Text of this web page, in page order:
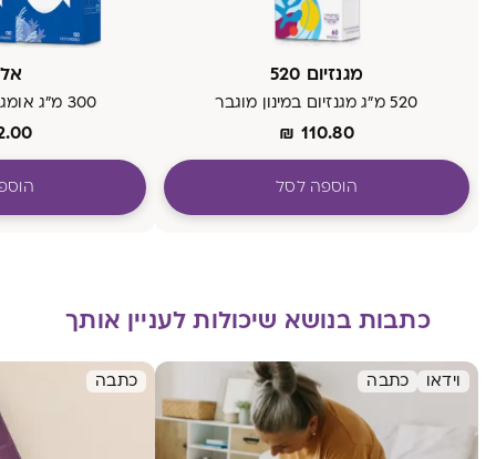
מגנזיום 520
520 מ"ג מגנזיום במינון מוגבר
₪ 110.80
הוספה לסל
300 מ"ג אומגה 3 בכל כמוסה
כתבות בנושא שיכולות לעניין אותך
וידאו כתבה כתבה